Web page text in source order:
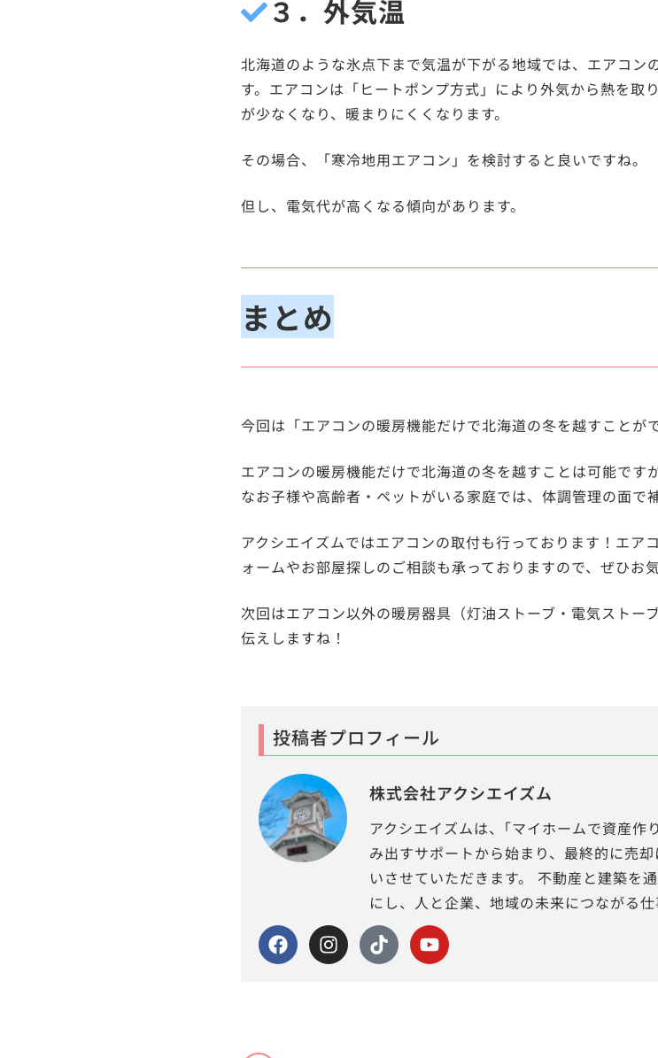
３．外気温
北海道のような氷点下まで気温が下がる地域では、エアコン
す。エアコンは「ヒートポンプ方式」により外気から熱を取
が少なくなり、暖まりにくくなります。
その場合、「寒冷地用エアコン」を検討すると良いですね。
但し、電気代が高くなる傾向があります。
まとめ
今回は「エアコンの暖房機能だけで北海道の冬を越すことが
エアコンの暖房機能だけで北海道の冬を越すことは可能です
なお子様や高齢者・ペットがいる家庭では、体調管理の面で
アクシエイズムではエアコンの取付も行っております！エア
ォームやお部屋探しのご相談も承っておりますので、ぜひお
次回はエアコン以外の暖房器具（灯油ストーブ・電気ストー
伝えしますね！
投稿者プロフィール
株式会社アクシエイズム
アクシエイズムは、｢マイホームで資産
み出すサポートから始まり、最終的に売
いさせていただきます。 不動産と建築を
にし、人と企業、地域の未来につながる仕